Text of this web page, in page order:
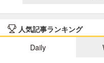
人気記事ランキング
Daily